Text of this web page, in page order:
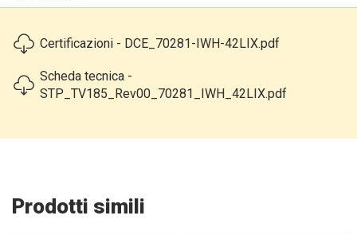
Certificazioni - DCE_70281-IWH-42LIX.pdf
Scheda tecnica -
STP_TV185_Rev00_70281_IWH_42LIX.pdf
Prodotti simili